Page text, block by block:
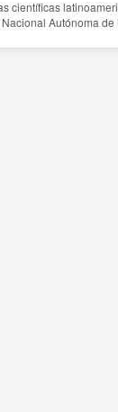
científicas
Nacional Autónoma de